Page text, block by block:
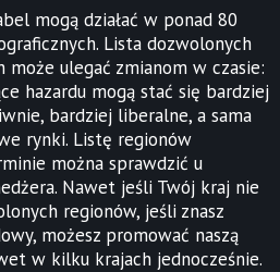
mogą działać w ponad 80
Lista dozwolonych
ulegać zmianom w czasie:
hazardu mogą stać się bardziej
bardziej liberalne, a sama
rynki. Listę regionów
można sprawdzić u
Nawet jeśli Twój kraj nie
regionów, jeśli znasz
możesz promować naszą
w kilku krajach jednocześnie.